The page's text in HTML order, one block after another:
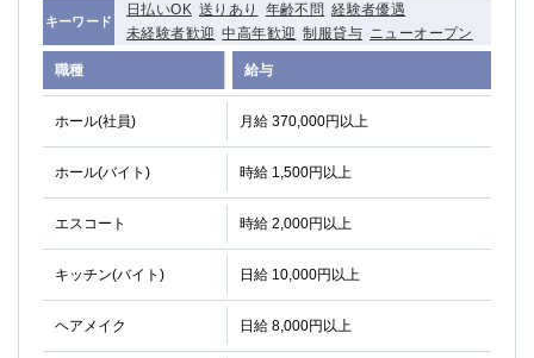
キーワード
日払いOK 送りあり 年齢不問 経験者優遇
未経験者歓迎 中高年歓迎 制服貸与 ニューオープン
職種 給与
ホール(社員) 月給 370,000円以上
ホール(バイト) 時給 1,500円以上
エスコート 時給 2,000円以上
キッチン(バイト) 日給 10,000円以上
ヘアメイク 日給 8,000円以上
自由が丘
吉祥寺（北口／東口）
四谷
錦糸町南口
下北沢・経堂
金町（北口）
成増駅徒歩3分の好立地！①JR埼京線「赤羽駅」から徒歩2分 ②東
三軒茶屋（南口）
①歌舞伎町 ②新宿 ③新宿三丁目 ④西
蒲田(西口)
清瀬（南口）
①東武練馬 ②成増・板橋 ③大山 ②池袋
池袋東口
金町
大井町
竹ノ塚
三鷹